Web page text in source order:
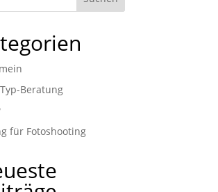
Beratung
für Fotoshooting